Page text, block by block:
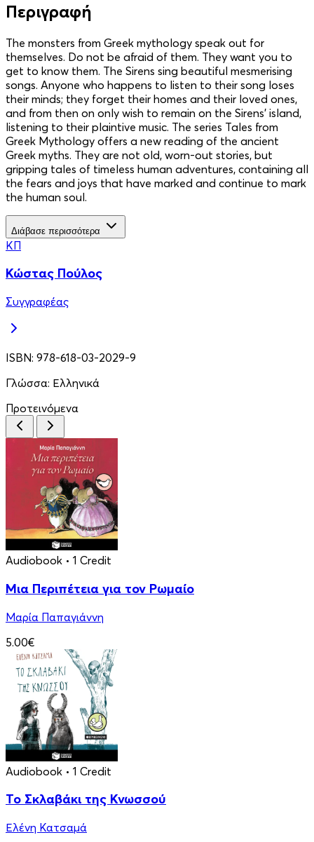
Περιγραφή
The monsters from Greek mythology speak out for
themselves. Do not be afraid of them. They want you to
get to know them. The Sirens sing beautiful mesmerising
songs. Anyone who happens to listen to their song loses
their minds; they forget their homes and their loved ones,
and from then on only wish to remain on the Sirens’ island,
listening to their plaintive music. The series Tales from
Greek Mythology offers a new reading of the ancient
Greek myths. They are not old, worn-out stories, but
gripping tales of timeless human adventures, containing all
the fears and joys that have marked and continue to mark
the human soul.
Διάβασε περισσότερα
ΚΠ
Κώστας Πούλος
Συγγραφέας
ISBN: 978-618-03-2029-9
Γλώσσα: Ελληνικά
Προτεινόμενα
Audiobook • 1 Credit
Μια Περιπέτεια για τον Ρωμαίο
Μαρία Παπαγιάννη
5.00€
Audiobook • 1 Credit
Το Σκλαβάκι της Κνωσσού
Ελένη Κατσαμά